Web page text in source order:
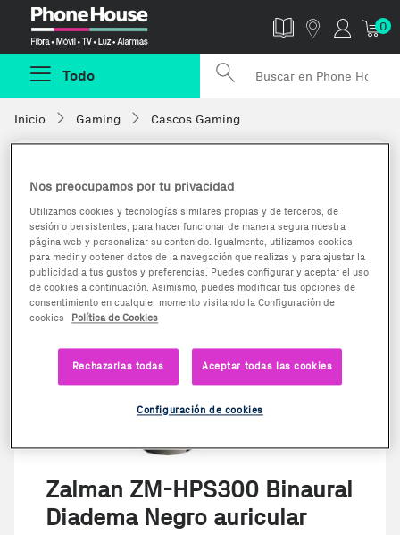
0
Todo
Inicio Gaming Cascos Gaming
Zalman ZM-HPS300 Binaural
Diadema Negro auricular
Nos preocupamos por tu privacidad
Utilizamos cookies y tecnologías similares propias y de terceros, de
sesión o persistentes, para hacer funcionar de manera segura nuestra
página web y personalizar su contenido. Igualmente, utilizamos cookies
para medir y obtener datos de la navegación que realizas y para ajustar la
publicidad a tus gustos y preferencias. Puedes configurar y aceptar el uso
de cookies a continuación. Asimismo, puedes modificar tus opciones de
consentimiento en cualquier momento visitando la Configuración de
cookies
Política de Cookies
Rechazarlas todas Aceptar todas las cookies
Configuración de cookies